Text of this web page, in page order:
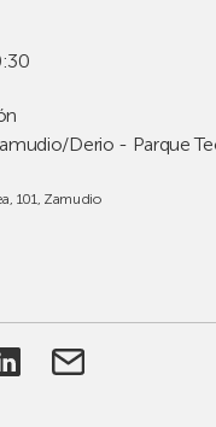
Derio - Parque
101, Zamudio